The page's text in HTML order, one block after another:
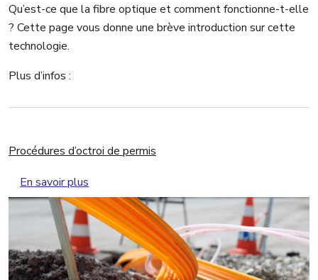
Qu’est-ce que la fibre optique et comment fonctionne-t-elle
? Cette page vous donne une brève introduction sur cette
technologie.
Plus d’infos :
Procédures d’octroi de permis
En savoir plus